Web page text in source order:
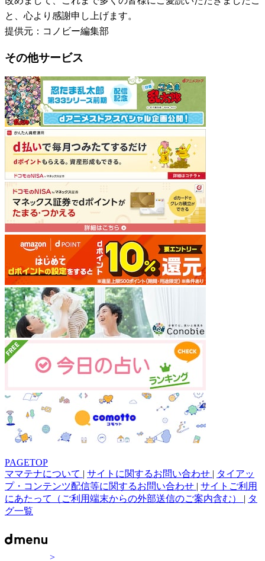
と、心より感謝申し上げます。
提供元：コノビー編集部
その他サービス
PAGETOP
ママテナについて | サイトに関するお問い合わせ | タイアッ
プ・コンテンツ配信等に関するお問い合わせ | サイトご利用
にあたって（ご利用端末からの外部送信のご案内含む） | タ
グ一覧
>